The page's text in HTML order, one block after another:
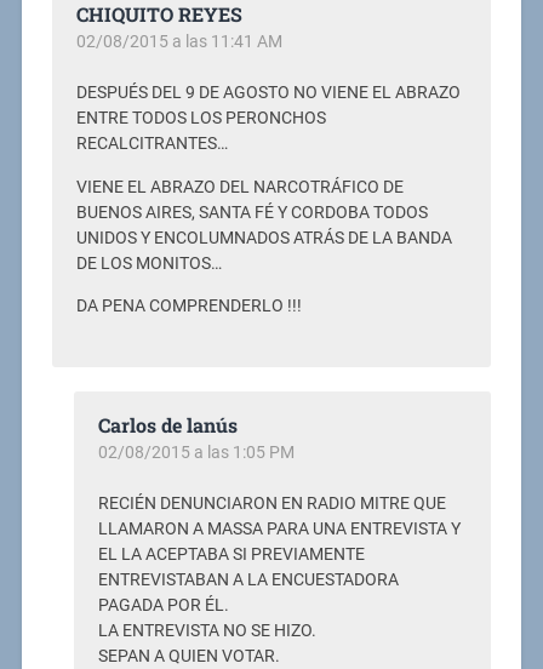
CHIQUITO REYES
02/08/2015 a las 11:41 AM
DESPUÉS DEL 9 DE AGOSTO NO VIENE EL ABRAZO
ENTRE TODOS LOS PERONCHOS
RECALCITRANTES…
VIENE EL ABRAZO DEL NARCOTRÁFICO DE
BUENOS AIRES, SANTA FÉ Y CORDOBA TODOS
UNIDOS Y ENCOLUMNADOS ATRÁS DE LA BANDA
DE LOS MONITOS…
DA PENA COMPRENDERLO !!!
Carlos de lanús
02/08/2015 a las 1:05 PM
RECIÉN DENUNCIARON EN RADIO MITRE QUE
LLAMARON A MASSA PARA UNA ENTREVISTA Y
EL LA ACEPTABA SI PREVIAMENTE
ENTREVISTABAN A LA ENCUESTADORA
PAGADA POR ÉL.
LA ENTREVISTA NO SE HIZO.
SEPAN A QUIEN VOTAR.